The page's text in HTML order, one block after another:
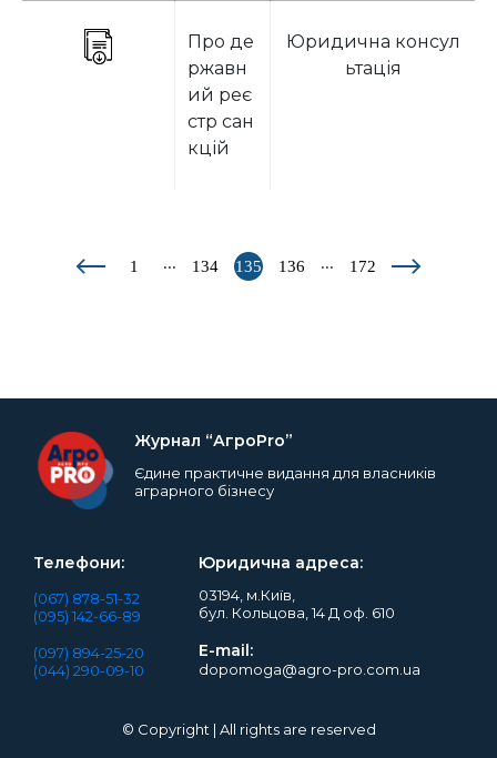
Про де
ржавн
ий реє
стр сан
кцій
Юридична консул
ьтація
1 ... 134 135 136 ... 172
Журнал “АгроPro”
Єдине практичне видання для власників
аграрного бізнесу
Юридична адреса:
03194, м.Київ,
бул. Кольцова, 14 Д оф. 610
Телефони:
(067) 878-51-32
(095) 142-66-89
(097) 894-25-20
(044) 290-09-10
E-mail:
dopomoga@agro-pro.com.ua
© Copyright | All rights are reserved